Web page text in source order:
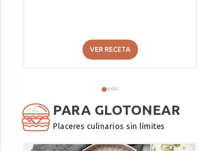
VER RECETA
PARA GLOTONEAR
Placeres culinarios sin límites